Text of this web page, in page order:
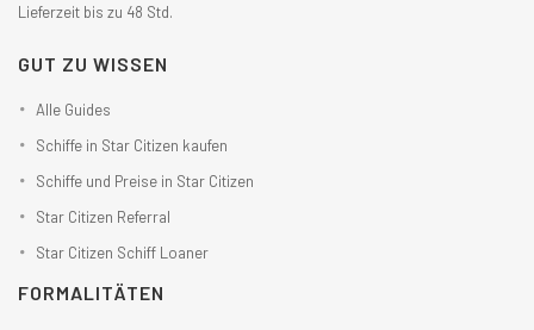
Lieferzeit bis zu 48 Std.
GUT ZU WISSEN
Alle Guides
Schiffe in Star Citizen kaufen
Schiffe und Preise in Star Citizen
Star Citizen Referral
Star Citizen Schiff Loaner
FORMALITÄTEN